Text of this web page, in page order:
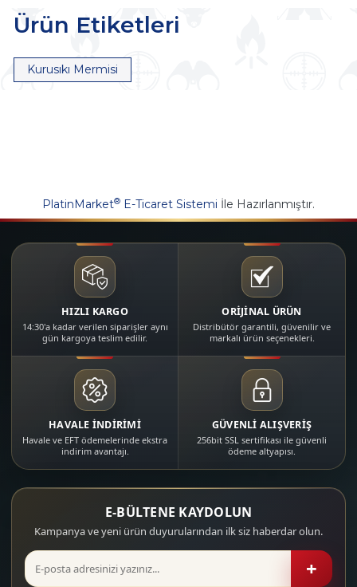
Ürün Etiketleri
Kurusıkı Mermisi
PlatinMarket® E-Ticaret Sistemi İle Hazırlanmıştır.
HIZLI KARGO
14:30'a kadar verilen siparişler aynı
gün kargoya teslim edilir.
ORİJİNAL ÜRÜN
Distribütör garantili, güvenilir ve
markalı ürün seçenekleri.
HAVALE İNDİRİMİ
Havale ve EFT ödemelerinde ekstra
indirim avantajı.
GÜVENLİ ALIŞVERİŞ
256bit SSL sertifikası ile güvenli
ödeme altyapısı.
E-BÜLTENE KAYDOLUN
Kampanya ve yeni ürün duyurularından ilk siz haberdar olun.
+